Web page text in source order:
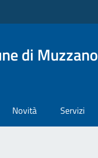
di Muzzano
Novità Servizi